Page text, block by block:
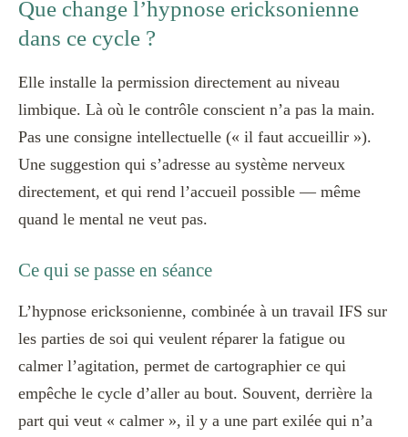
Que change l’hypnose ericksonienne
dans ce cycle ?
Elle installe la permission directement au niveau
limbique. Là où le contrôle conscient n’a pas la main.
Pas une consigne intellectuelle (« il faut accueillir »).
Une suggestion qui s’adresse au système nerveux
directement, et qui rend l’accueil possible — même
quand le mental ne veut pas.
Ce qui se passe en séance
L’hypnose ericksonienne, combinée à un travail IFS sur
les parties de soi qui veulent réparer la fatigue ou
calmer l’agitation, permet de cartographier ce qui
empêche le cycle d’aller au bout. Souvent, derrière la
part qui veut « calmer », il y a une part exilée qui n’a